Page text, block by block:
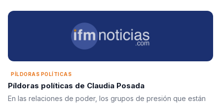
PÍLDORAS POLÍTICAS
Píldoras políticas de Claudia Posada
En las relaciones de poder, los grupos de presión que están